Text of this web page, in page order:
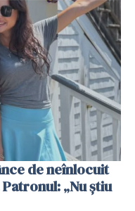
de neînlocuit
„Nu știu